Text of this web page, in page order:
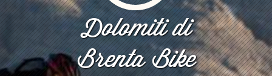
Dolomiti di
Brenta Bike